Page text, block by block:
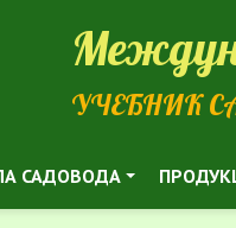
УЧЕБНИК
САДОВОДА